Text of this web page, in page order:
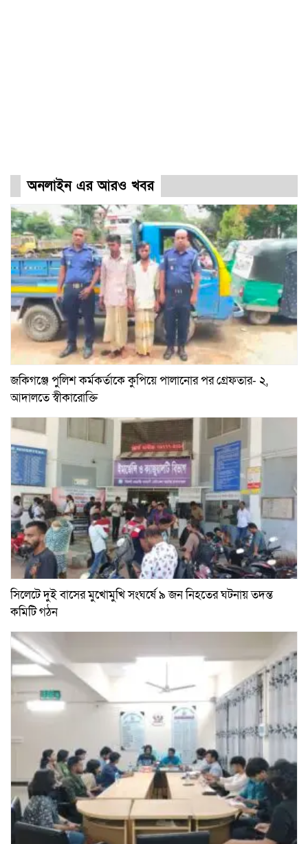
অনলাইন এর আরও খবর
জকিগঞ্জে পুলিশ কর্মকর্তাকে কুপিয়ে পালানোর পর গ্রেফতার- ২,
আদালতে স্বীকারোক্তি
সিলেটে দুই বাসের মুখোমুখি সংঘর্ষে ৯ জন নিহতের ঘটনায় তদন্ত
কমিটি গঠন